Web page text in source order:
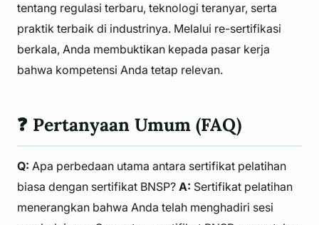
tentang regulasi terbaru, teknologi teranyar, serta
praktik terbaik di industrinya. Melalui re-sertifikasi
berkala, Anda membuktikan kepada pasar kerja
bahwa kompetensi Anda tetap relevan.
❓ Pertanyaan Umum (FAQ)
Q: Apa perbedaan utama antara sertifikat pelatihan
biasa dengan sertifikat BNSP? A: Sertifikat pelatihan
menerangkan bahwa Anda telah menghadiri sesi